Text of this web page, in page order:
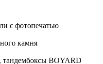
с фотопечатью
камня
BOYARD